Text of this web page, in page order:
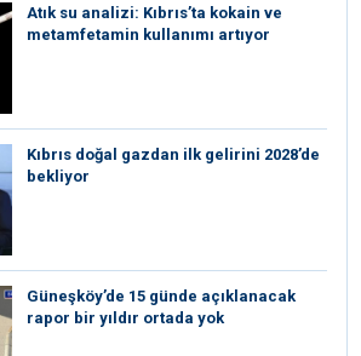
Atık su analizi: Kıbrıs’ta kokain ve
metamfetamin kullanımı artıyor
Kıbrıs doğal gazdan ilk gelirini 2028’de
bekliyor
Güneşköy’de 15 günde açıklanacak
rapor bir yıldır ortada yok